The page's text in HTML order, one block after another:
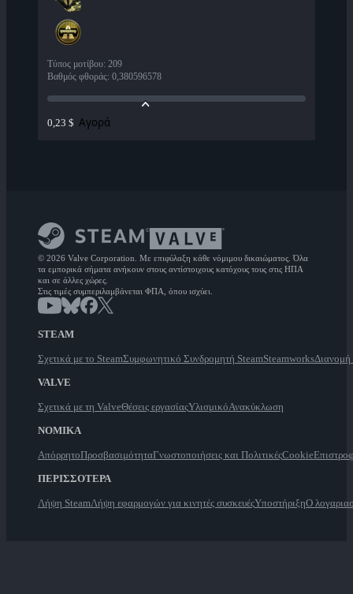
Τύπος μοτίβου: 209
Βαθμός φθοράς: 0,380596578
0,23 $ Αγορά
© 2026 Valve Corporation. Με επιφύλαξη κάθε νόμιμου δικαιώματος. Όλα
τα εμπορικά σήματα ανήκουν στους αντίστοιχους κατόχους τους στις ΗΠΑ
και σε άλλες χώρες.
Στις τιμές συμπεριλαμβάνεται ΦΠΑ, όπου ισχύει.
STEAM
Σχετικά με το SteamΣυμφωνητικό Συνδρομητή SteamSteamworksΔιανομή
VALVE
Σχετικά με τη ValveΘέσεις εργασίαςΥλισμικόΑνακύκλωση
ΝΟΜΙΚΑ
ΑπόρρητοΠροσβασιμότηταΓνωστοποιήσεις και ΠολιτικέςCookie
ΠΕΡΙΣΣΟΤΕΡΑ
Λήψη SteamΛήψη εφαρμογών για κινητές συσκευέςΥποστήριξηΟ